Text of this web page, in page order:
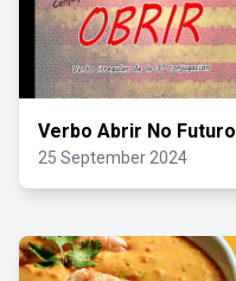
Verbo Abrir No Futuro
25 September 2024